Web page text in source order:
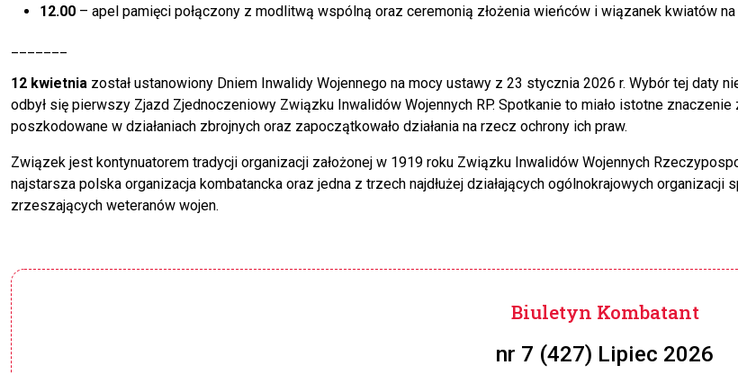
12.00 – apel pamięci połączony z modlitwą wspólną oraz ceremonią złożenia wieńców i wiązanek kwiatów na
12 kwietnia został ustanowiony Dniem Inwalidy Wojennego na mocy ustawy z 23 stycznia 2026 r. Wybór tej daty
odbył się pierwszy Zjazd Zjednoczeniowy Związku Inwalidów Wojennych RP. Spotkanie to miało istotne
poszkodowane w działaniach zbrojnych oraz zapoczątkowało działania na rzecz ochrony ich praw.
Związek jest kontynuatorem tradycji organizacji założonej w 1919 roku Związku Inwalidów Wojennych
najstarsza polska organizacja kombatancka oraz jedna z trzech najdłużej działających ogólnokrajowych
zrzeszających weteranów wojen.
Biuletyn Kombatant
nr 7 (427) Lipiec 2026